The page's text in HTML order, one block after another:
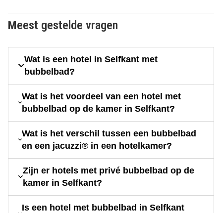
Meest gestelde vragen
Wat is een hotel in Selfkant met
bubbelbad?
Wat is het voordeel van een hotel met
bubbelbad op de kamer in Selfkant?
Wat is het verschil tussen een bubbelbad
en een jacuzzi® in een hotelkamer?
Zijn er hotels met privé bubbelbad op de
kamer in Selfkant?
Is een hotel met bubbelbad in Selfkant